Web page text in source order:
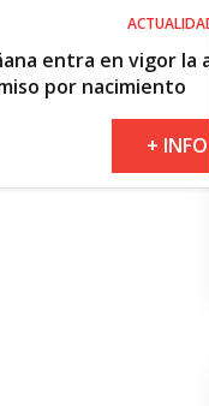
la ampliación del